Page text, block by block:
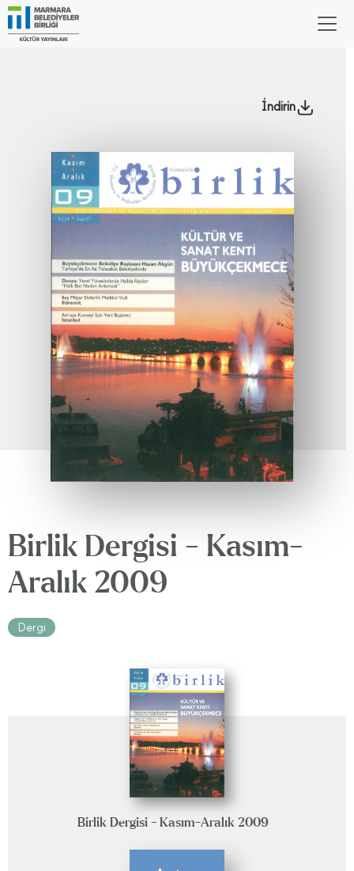
İndirin
Birlik Dergisi - Kasım-
Aralık 2009
Dergi
Birlik Dergisi - Kasım-Aralık 2009